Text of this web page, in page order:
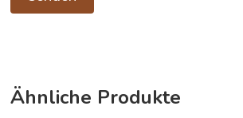
Ähnliche Produkte